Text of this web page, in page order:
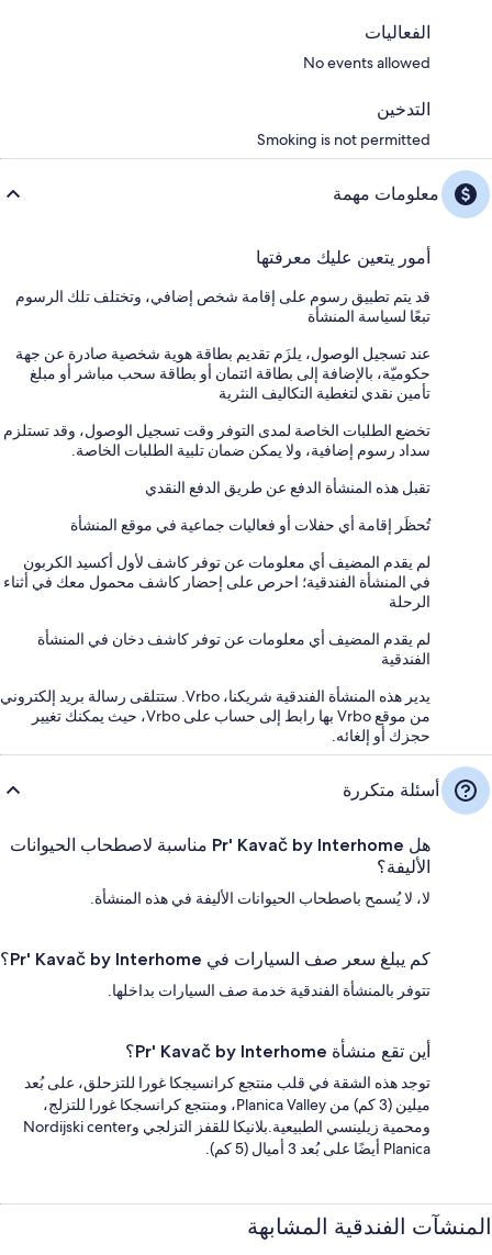
الفعاليات
No events allowed
التدخين
Smoking is not permitted
معلومات مهمة
أمور يتعين عليك معرفتها
قد يتم تطبيق رسوم على إقامة شخص إضافي، وتختلف تلك الرسوم
تبعًا لسياسة المنشأة
عند تسجيل الوصول، يلزَم تقديم بطاقة هوية شخصية صادرة عن جهة
حكوميّة، بالإضافة إلى بطاقة ائتمان أو بطاقة سحب مباشر أو مبلغ
تأمين نقدي لتغطية التكاليف النثرية
تخضع الطلبات الخاصة لمدى التوفر وقت تسجيل الوصول، وقد تستلزم
سداد رسوم إضافية، ولا يمكن ضمان تلبية الطلبات الخاصة.
تقبل هذه المنشأة الدفع عن طريق الدفع النقدي
تُحظَر إقامة أي حفلات أو فعاليات جماعية في موقع المنشأة
لم يقدم المضيف أي معلومات عن توفر كاشف لأول أكسيد الكربون
في المنشأة الفندقية؛ احرص على إحضار كاشف محمول معك في أثناء
الرحلة
لم يقدم المضيف أي معلومات عن توفر كاشف دخان في المنشأة
الفندقية
يدير هذه المنشأة الفندقية شريكنا، Vrbo. ستتلقى رسالة بريد إلكتروني
من موقع Vrbo بها رابط إلى حساب على Vrbo، حيث يمكنك تغيير
حجزك أو إلغائه.
أسئلة متكررة
هل Pr' Kavač by Interhome مناسبة لاصطحاب الحيوانات
الأليفة؟
لا، لا يُسمح باصطحاب الحيوانات الأليفة في هذه المنشأة.
كم يبلغ سعر صف السيارات في Pr' Kavač by Interhome؟
تتوفر بالمنشأة الفندقية خدمة صف السيارات بداخلها.
أين تقع منشأة Pr' Kavač by Interhome؟
توجد هذه الشقة في قلب منتجع كرانسيجكا غورا للتزحلق، على بُعد
ميلين (3 كم) من Planica Valley، ومنتجع كرانسجكا غورا للتزلج،
ومحمية زيلينسي الطبيعية.بلانيكا للقفز التزلجي وNordijski center
Planica أيضًا على بُعد 3 أميال (5 كم).
المنشآت الفندقية المشابهة